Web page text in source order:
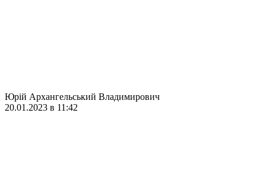
Юрій Архангельський Владимирович
20.01.2023 в 11:42